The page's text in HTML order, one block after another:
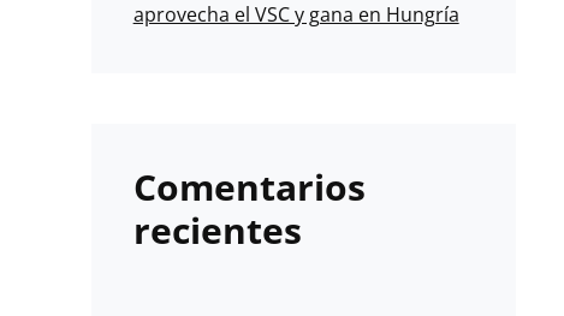
aprovecha el VSC y gana en Hungría
Comentarios
recientes